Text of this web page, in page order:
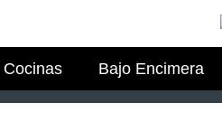
Cocinas Bajo Encimera